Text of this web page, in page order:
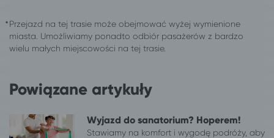
Przejazd na tej trasie może obejmować wyżej wymienione
miasta. Umożliwiamy ponadto odbiór pasażerów z bardzo
wielu małych miejscowości na tej trasie.
Powiązane artykuły
Wyjazd do sanatorium? Hoperem!
Stawiamy na komfort i wygodę podróży, aby